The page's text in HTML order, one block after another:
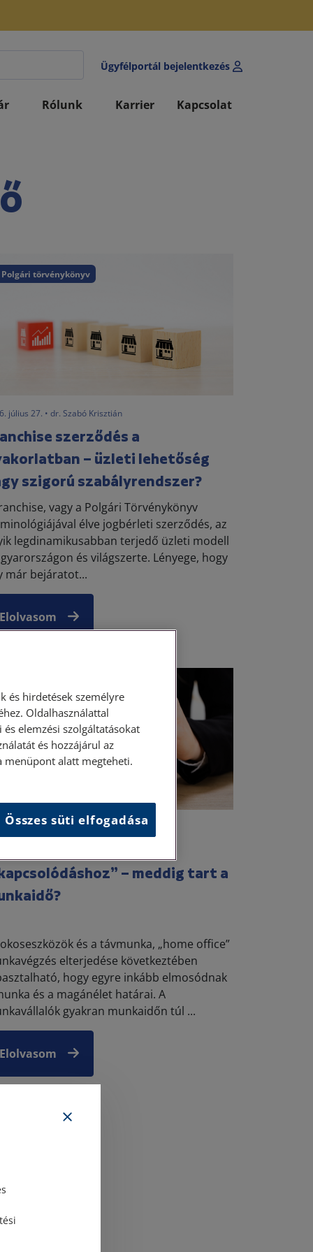
Ügyfélportál bejelentkezés
Rólunk Karrier Kapcsolat
Polgári törvénykönyv
július 27. • dr. Szabó Krisztián
szerződés a
– üzleti lehetőség
szigorú szabályrendszer?
vagy a Polgári Törvénykönyv
élve jogbérleti szerződés, az
legdinamikusabban terjedő üzleti modell
és világszerte. Lényege, hogy
már bejáratot...
Elolvasom
július 8. • dr. Hajdu Eszter
– meddig tart a
és a távmunka, „home office”
elterjedése következtében
hogy egyre inkább elmosódnak
és a magánélet határai. A
gyakran munkaidőn túl ...
Elolvasom
és hirdetések személyre
Oldalhasználattal
elemzési szolgáltatásokat
és hozzájárul az
menüpont alatt megteheti.
Összes süti elfogadása